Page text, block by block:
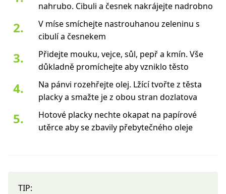
nahrubo. Cibuli a česnek nakrájejte nadrobno
V míse smíchejte nastrouhanou zeleninu s
cibulí a česnekem
Přidejte mouku, vejce, sůl, pepř a kmín. Vše
důkladně promíchejte aby vzniklo těsto
Na pánvi rozehřejte olej. Lžící tvořte z těsta
placky a smažte je z obou stran dozlatova
Hotové placky nechte okapat na papírové
utěrce aby se zbavily přebytečného oleje
TIP: